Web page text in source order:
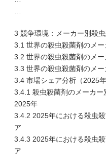
3 競争環境：メーカー別殺
3.1 世界の殺虫殺菌剤のメ
3.2 世界の殺虫殺菌剤のメ
3.3 世界の殺虫殺菌剤のメ
3.4 市場シェア分析（2025年
3.4.1 殺虫殺菌剤のメーカー
2025年
3.4.2 2025年における殺虫
ア
3.4.3 2025年における殺虫
ア